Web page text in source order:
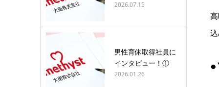
●
2026.07.15
男性育休取得社員に
インタビュー！①
2026.01.26